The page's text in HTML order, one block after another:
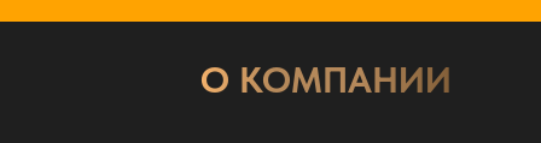
О КОМПАНИИ